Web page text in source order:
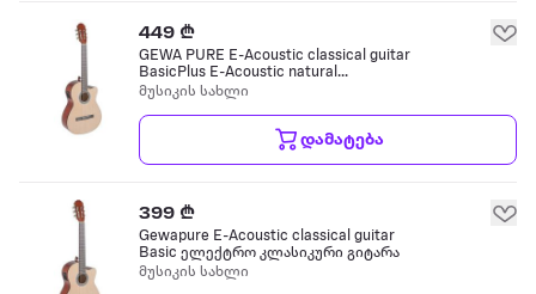
449 ₾
GEWA PURE E-Acoustic classical guitar
BasicPlus E-Acoustic natural
კლასიკური გიტარა
მუსიკის სახლი
დამატება
399 ₾
Gewapure E-Acoustic classical guitar
Basic ელექტრო კლასიკური გიტარა
მუსიკის სახლი